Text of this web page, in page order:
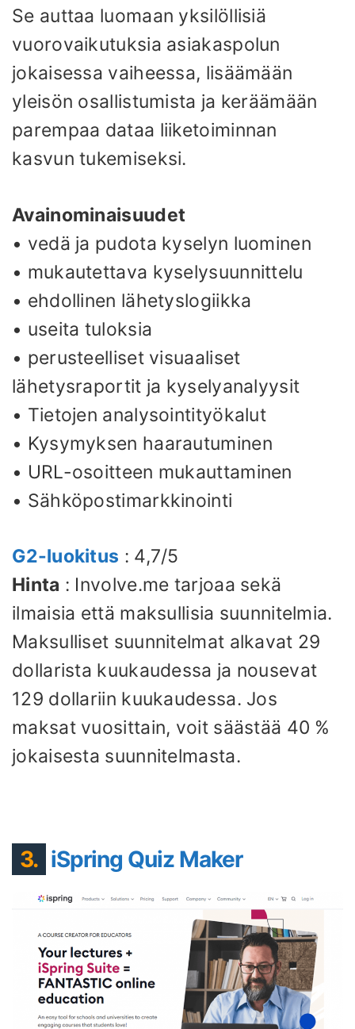
Se auttaa luomaan yksilöllisiä
vuorovaikutuksia asiakaspolun
jokaisessa vaiheessa, lisäämään
yleisön osallistumista ja keräämään
parempaa dataa liiketoiminnan
kasvun tukemiseksi.
Avainominaisuudet
• vedä ja pudota kyselyn luominen
• mukautettava kyselysuunnittelu
• ehdollinen lähetyslogiikka
• useita tuloksia
• perusteelliset visuaaliset
lähetysraportit ja kyselyanalyysit
• Tietojen analysointityökalut
• Kysymyksen haarautuminen
• URL-osoitteen mukauttaminen
• Sähköpostimarkkinointi
G2-luokitus : 4,7/5
Hinta : Involve.me tarjoaa sekä
ilmaisia ​​että maksullisia suunnitelmia.
Maksulliset suunnitelmat alkavat 29
dollarista kuukaudessa ja nousevat
129 dollariin kuukaudessa. Jos
maksat vuosittain, voit säästää 40 %
jokaisesta suunnitelmasta.
3. iSpring Quiz Maker